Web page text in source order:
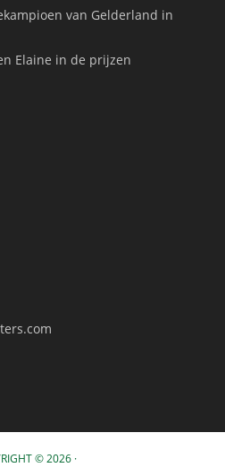
van Gelderland in
Elaine in de prijzen
© 2026 ·